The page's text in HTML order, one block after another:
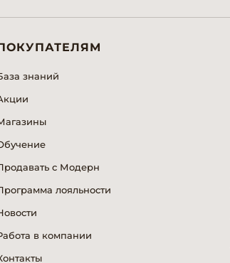
знаний
с Модерн
лояльности
в компании